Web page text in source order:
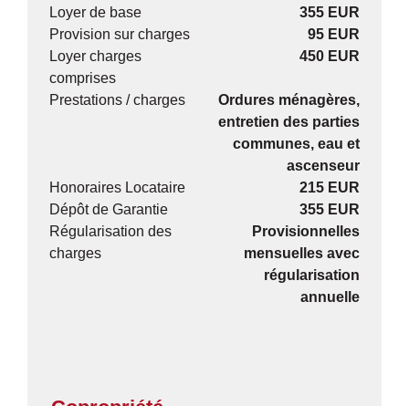
Loyer de base
355 EUR
Provision sur charges
95 EUR
Loyer charges
comprises
450 EUR
Prestations / charges
Ordures ménagères,
entretien des parties
communes, eau et
ascenseur
Honoraires Locataire
215 EUR
Dépôt de Garantie
355 EUR
Régularisation des
charges
Provisionnelles
mensuelles avec
régularisation
annuelle